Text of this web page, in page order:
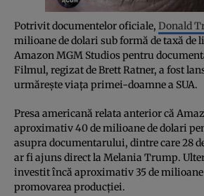
Potrivit documentelor oficiale, Donald
milioane de dolari sub formă de taxă de
Amazon MGM Studios pentru
Filmul, regizat de Brett Ratner, a fost
urmărește viața primei-doamne a SUA.
Presa americană relata anterior că
aproximativ 40 de milioane de dolari
asupra documentarului, dintre care 28
ar fi ajuns direct la Melania Trump.
investit încă aproximativ 35 de
promovarea producției.